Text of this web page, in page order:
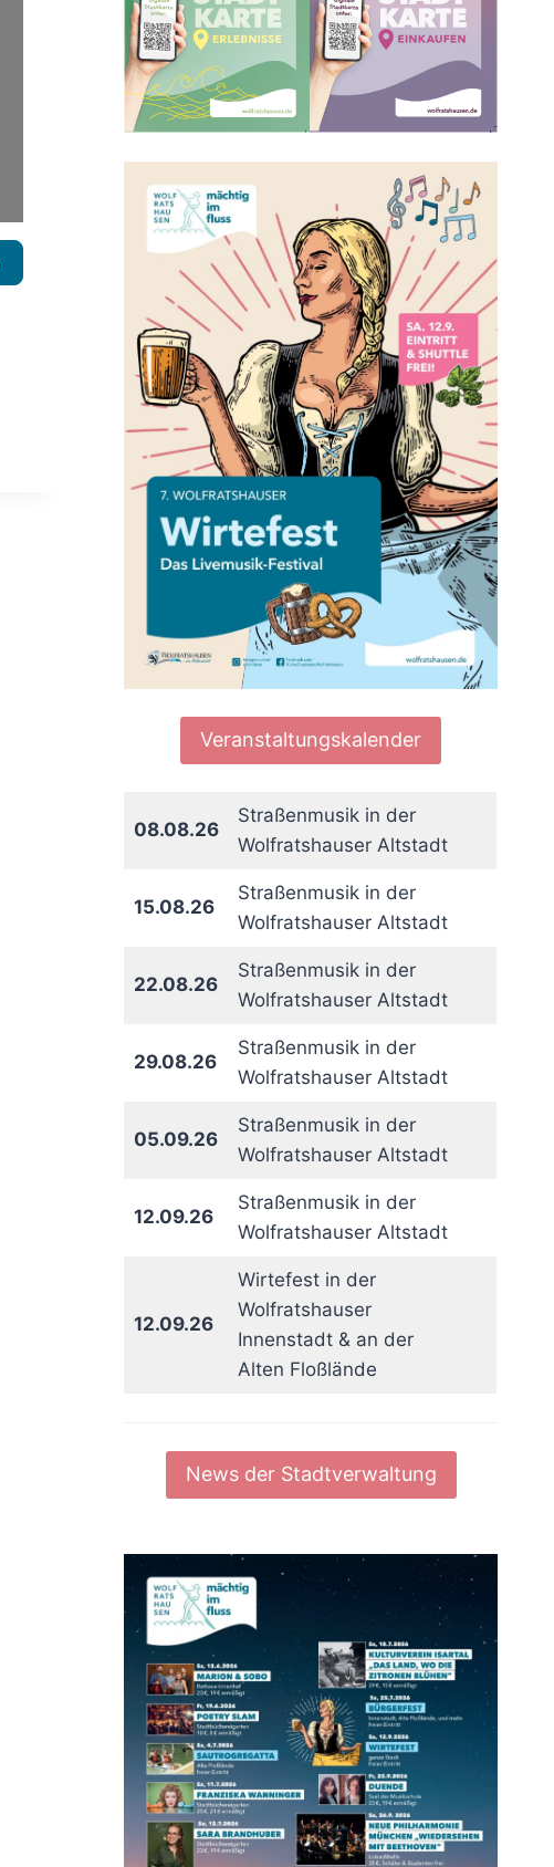
Veranstaltungskalender
08.08.26
Straßenmusik in der
Wolfratshauser Altstadt
15.08.26
Straßenmusik in der
Wolfratshauser Altstadt
22.08.26
Straßenmusik in der
Wolfratshauser Altstadt
29.08.26
Straßenmusik in der
Wolfratshauser Altstadt
05.09.26
Straßenmusik in der
Wolfratshauser Altstadt
12.09.26
Straßenmusik in der
Wolfratshauser Altstadt
12.09.26
Wirtefest in der
Wolfratshauser
Innenstadt & an der
Alten Floßlände
News der Stadtverwaltung